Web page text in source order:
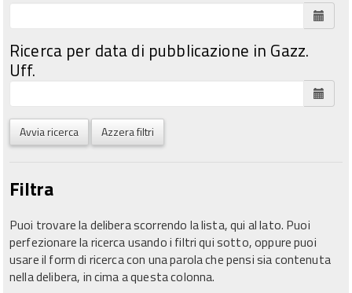
Ricerca per data di pubblicazione in Gazz.
Uff.
Avvia ricerca Azzera filtri
Filtra
Puoi trovare la delibera scorrendo la lista, qui al lato. Puoi
perfezionare la ricerca usando i filtri qui sotto, oppure puoi
usare il form di ricerca con una parola che pensi sia contenuta
nella delibera, in cima a questa colonna.